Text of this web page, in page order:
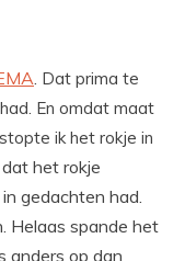
. Dat prima te
En omdat maat
ik het rokje in
het rokje
gedachten had.
Helaas spande het
anders op dan